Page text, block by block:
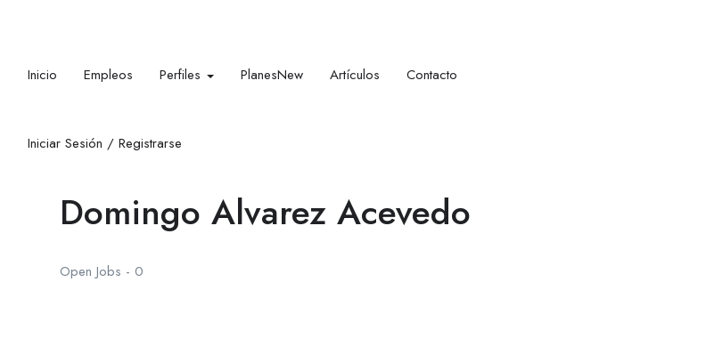
Inicio Empleos Perfiles PlanesNew Artículos Contacto
Iniciar Sesión / Registrarse
Domingo Alvarez Acevedo
Open Jobs - 0